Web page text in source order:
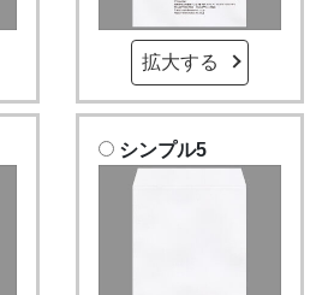
拡大する
シンプル5